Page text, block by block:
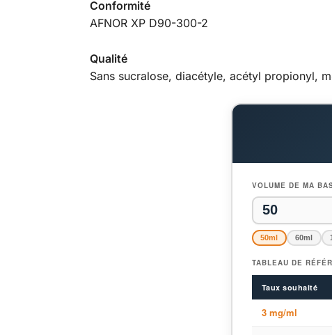
Conformité
AFNOR XP D90-300-2
Qualité
Sans sucralose, diacétyle, acétyl propionyl,
VOLUME DE MA
50ml 60ml
TABLEAU DE
Taux souhaité
3 mg/ml